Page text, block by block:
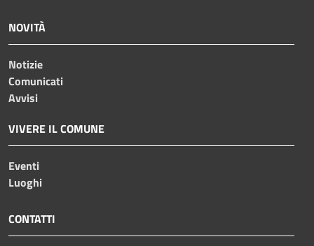
NOVITÀ
Notizie
Comunicati
Avvisi
VIVERE IL COMUNE
Eventi
Luoghi
CONTATTI